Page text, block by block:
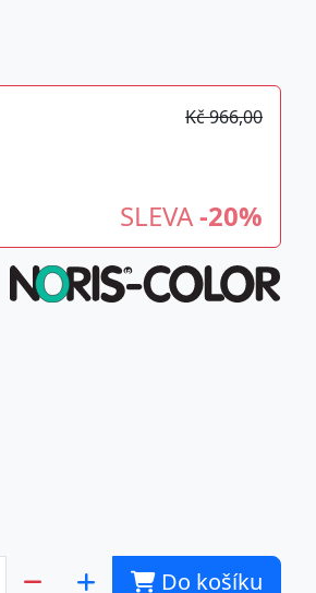
Kč 966,00
SLEVA -20%
Do košíku